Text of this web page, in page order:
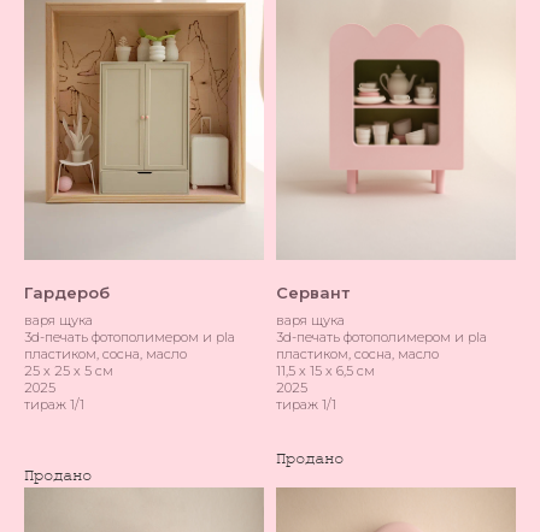
Гардероб
варя щука
3d-печать фотополимером и pla
пластиком, сосна, масло
25 х 25 х 5 см
2025
тираж 1/1
Сервант
варя щука
3d-печать фотополимером и pla
пластиком, сосна, масло
11,5 х 15 х 6,5 см
2025
тираж 1/1